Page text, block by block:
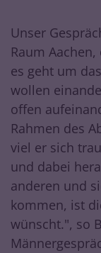
Unser
Raum
es geht um
wollen
offen
Rahmen des
viel er sich
und dabei
anderen und
kommen, ist
wünscht.", so